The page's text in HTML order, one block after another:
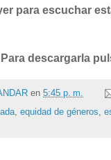
para escuchar
Para descargarla
en 5:45 p. m.
equidad de géneros